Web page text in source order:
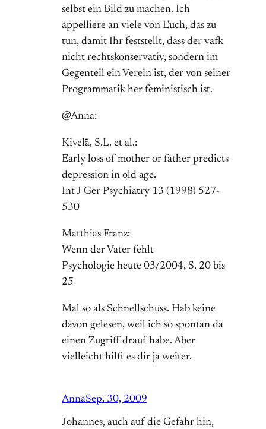
selbst ein Bild zu machen. Ich
appelliere an viele von Euch, das zu
tun, damit Ihr feststellt, dass der vafk
nicht rechtskonservativ, sondern im
Gegenteil ein Verein ist, der von seiner
Programmatik her feministisch ist.
@Anna:
Kivelä, S.L. et al.:
Early loss of mother or father predicts
depression in old age.
Int J Ger Psychiatry 13 (1998) 527-
530
Matthias Franz:
Wenn der Vater fehlt
Psychologie heute 03/2004, S. 20 bis
25
Mal so als Schnellschuss. Hab keine
davon gelesen, weil ich so spontan da
einen Zugriff drauf habe. Aber
vielleicht hilft es dir ja weiter.
AnnaSep. 30, 2009
Johannes, auch auf die Gefahr hin,